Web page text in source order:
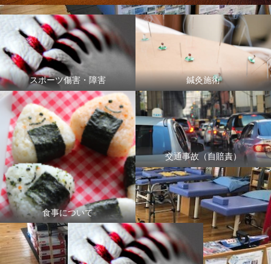
スポーツ傷害・障害 鍼灸施術
食事について
交通事故（自賠責）